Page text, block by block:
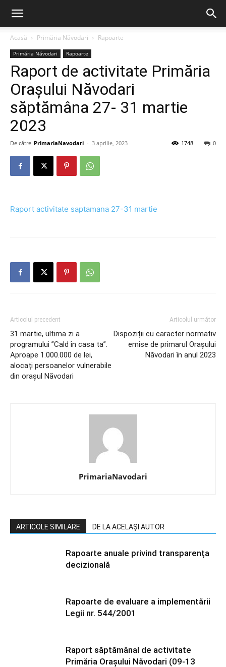
Acasă Primăria Năvodari Rapoarte
Primăria Năvodari Rapoarte
Raport de activitate Primăria
Orașului Năvodari
săptămâna 27- 31 martie
2023
De către PrimariaNavodari - 3 aprilie, 2023 0
1748
Raport activitate saptamana 27-31 martie
Articolul precedent
31 martie, ultima zi a
programului ”Cald în casa ta”.
Aproape 1.000.000 de lei,
alocați persoanelor vulnerabile
din orașul Năvodari
Articolul următor
Dispoziții cu caracter normativ
emise de primarul Orașului
Năvodari în anul 2023
PrimariaNavodari
ARTICOLE SIMILARE DE LA ACELAȘI AUTOR
Rapoarte anuale privind transparența
decizională
Rapoarte de evaluare a implementării
Legii nr. 544/2001
Raport săptămânal de activitate
Primăria Orașului Năvodari (09-13